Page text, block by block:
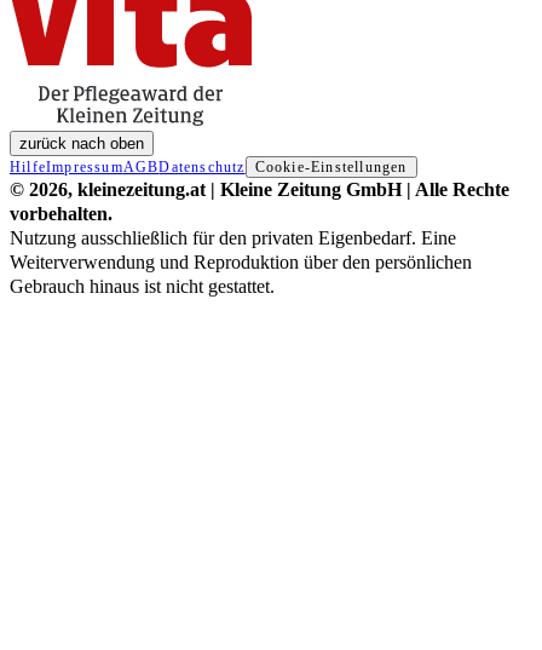
zurück nach oben
HilfeImpressumAGBDatenschutz Cookie-Einstellungen
© 2026, kleinezeitung.at | Kleine Zeitung GmbH | Alle Rechte
vorbehalten.
Nutzung ausschließlich für den privaten Eigenbedarf. Eine
Weiterverwendung und Reproduktion über den persönlichen
Gebrauch hinaus ist nicht gestattet.